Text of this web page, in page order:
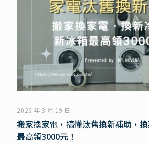
2026 年 3 月 19 日
搬家換家電，搞懂汰舊換新補助，
最高領3000元！